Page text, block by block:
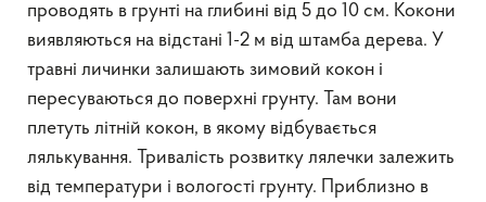
проводять в грунті на глибині від 5 до 10 см. Кокони
виявляються на відстані 1-2 м від штамба дерева. У
травні личинки залишають зимовий кокон і
пересуваються до поверхні грунту. Там вони
плетуть літній кокон, в якому відбувається
лялькування. Тривалість розвитку лялечки залежить
від температури і вологості грунту. Приблизно в